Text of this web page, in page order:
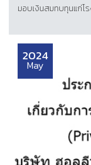
มอบเงินสมทบทุนแก่โ
2024
May